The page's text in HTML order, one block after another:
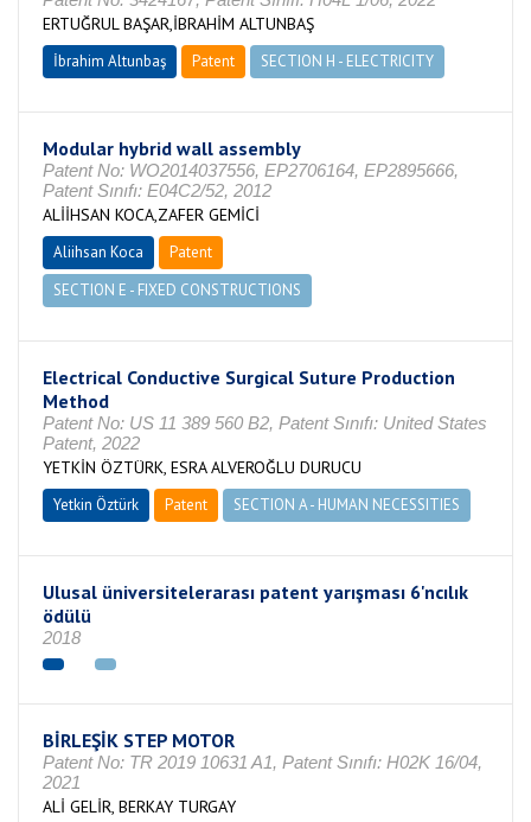
ERTUĞRUL BAŞAR,İBRAHİM ALTUNBAŞ
İbrahim Altunbaş Patent SECTION H - ELECTRICITY
Modular hybrid wall assembly
Patent No: WO2014037556, EP2706164, EP2895666,
Patent Sınıfı: E04C2/52, 2012
ALİİHSAN KOCA,ZAFER GEMİCİ
Aliihsan Koca
Patent
SECTION E - FIXED CONSTRUCTIONS
Electrical Conductive Surgical Suture Production
Method
Patent No: US 11 389 560 B2, Patent Sınıfı: United States
Patent, 2022
YETKİN ÖZTÜRK, ESRA ALVEROĞLU DURUCU
Yetkin Öztürk Patent SECTION A - HUMAN NECESSITIES
Ulusal üniversitelerarası patent yarışması 6'ncılık
ödülü
2018
BİRLEŞİK STEP MOTOR
Patent No: TR 2019 10631 A1, Patent Sınıfı: H02K 16/04,
2021
ALİ GELİR, BERKAY TURGAY